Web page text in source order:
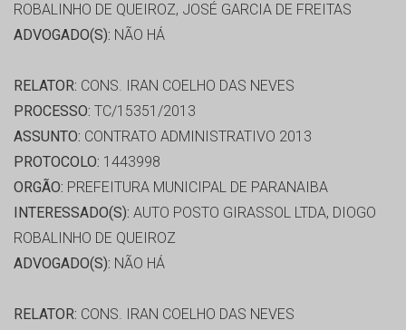
ROBALINHO DE QUEIROZ, JOSÉ GARCIA DE FREITAS
ADVOGADO(S): NÃO HÁ
RELATOR: CONS. IRAN COELHO DAS NEVES
PROCESSO: TC/15351/2013
ASSUNTO: CONTRATO ADMINISTRATIVO 2013
PROTOCOLO: 1443998
ORGÃO: PREFEITURA MUNICIPAL DE PARANAIBA
INTERESSADO(S): AUTO POSTO GIRASSOL LTDA, DIOGO
ROBALINHO DE QUEIROZ
ADVOGADO(S): NÃO HÁ
RELATOR: CONS. IRAN COELHO DAS NEVES